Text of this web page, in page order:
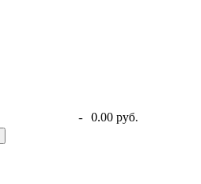
- 0.00 руб.